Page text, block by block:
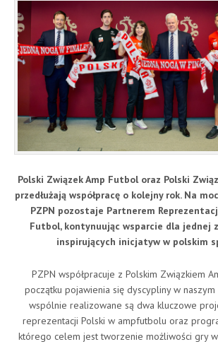
Polski Związek Amp Futbol oraz Polski
przedłużają współpracę o kolejny rok. Na
PZPN pozostaje Partnerem
Futbol, kontynuując wsparcie dla jednej
inspirujących inicjatyw w polskim
PZPN współpracuje z Polskim Związkiem
początku pojawienia się dyscypliny w naszym
wspólnie realizowane są dwa kluczowe
reprezentacji Polski w ampfutbolu oraz
którego celem jest tworzenie możliwości gry w